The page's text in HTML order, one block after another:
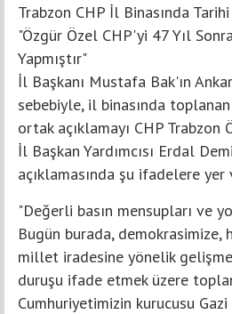
Trabzon CHP İl Binasında
"Özgür Özel CHP'yi 47 Yıl
Yapmıştır"
İl Başkanı Mustafa Bak'ın
sebebiyle, il binasında
ortak açıklamayı CHP
İl Başkan Yardımcısı Erdal
açıklamasında şu ifadelere yer
"Değerli basın mensupları ve
Bugün burada, demokrasimize,
millet iradesine yönelik
duruşu ifade etmek üzere
Cumhuriyetimizin kurucusu